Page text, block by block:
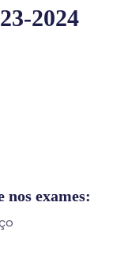
2024
nos exames: